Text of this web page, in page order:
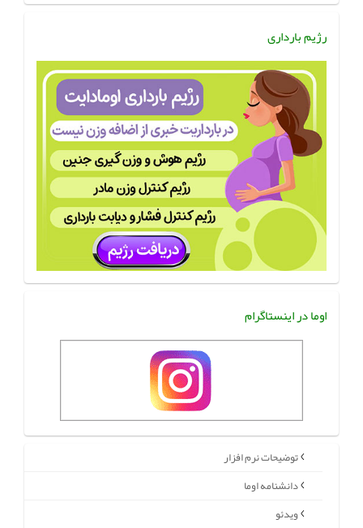
رژیم بارداری
اوما در اینستاگرام
توضیحات نرم افزار
دانشنامه اوما
ویدئو